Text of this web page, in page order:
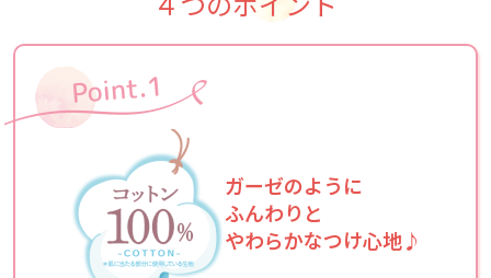
ガーゼのように
ふんわりと
やわらかなつけ心地♪